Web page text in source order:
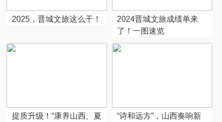
2025，晋城文旅这么干！
2024晋城文旅成绩单来
了！一图速览
提质升级！“康养山西、夏
“诗和远方”，山西奏响新